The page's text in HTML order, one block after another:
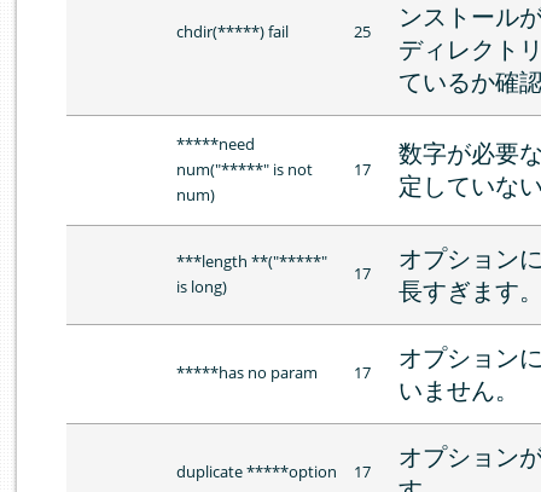
chdir(*****) fail 25
ンストール
ディレクト
ているか確
*****need
num("*****" is not
num)
17
数字が必要
定していな
***length **("*****"
is long)
17
オプション
長すぎます
*****has no param 17
オプション
いません。
duplicate *****option 17
オプション